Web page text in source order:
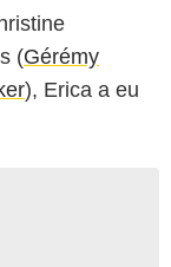
(Gérémy
), Erica a eu